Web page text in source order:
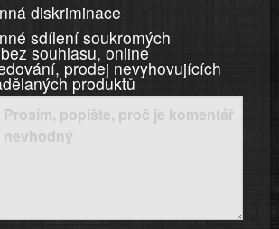
diskriminace
sdílení soukromých
souhlasu, online
prodej nevyhovujících
produktů